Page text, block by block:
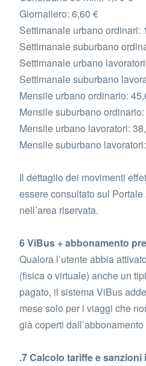
Giornaliero: 6,60 €
Settimanale urbano ordinari:
Settimanale suburbano
Settimanale urbano
Settimanale suburbano
Mensile urbano ordinario:
Mensile suburbano
Mensile urbano lavoratori:
Mensile suburbano
Il dettaglio dei movimenti
essere consultato sul
nell’area riservata.
6 ViBus + abbonamento
Qualora l’utente abbia
(fisica o virtuale) anche un
pagato, il sistema ViBus
mese solo per i viaggi che
già coperti
.7 Calcolo tariffe e sanzioni